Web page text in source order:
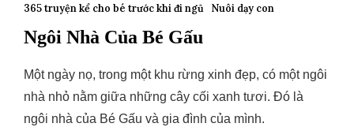
365 truyện kể cho bé trước khi đi ngủ Nuôi dạy con
Ngôi Nhà Của Bé Gấu
Một ngày nọ, trong một khu rừng xinh đẹp, có một ngôi
nhà nhỏ nằm giữa những cây cối xanh tươi. Đó là
ngôi nhà của Bé Gấu và gia đình của mình.